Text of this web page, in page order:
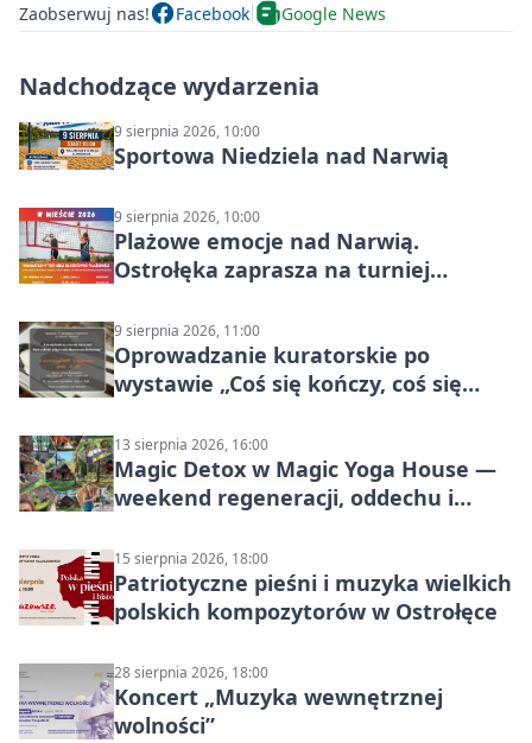
Zaobserwuj nas! Facebook Google News
Nadchodzące wydarzenia
9 sierpnia 2026, 10:00
Sportowa Niedziela nad Narwią
9 sierpnia 2026, 10:00
Plażowe emocje nad Narwią.
Ostrołęka zaprasza na turniej
9 sierpnia 2026, 11:00
Oprowadzanie kuratorskie po
wystawie „Coś się kończy, coś się
Mazowsza do Korony”
13 sierpnia 2026, 16:00
Magic Detox w Magic Yoga House —
weekend regeneracji, oddechu i
15 sierpnia 2026, 18:00
Patriotyczne pieśni i muzyka wielkich
polskich kompozytorów w Ostrołęce
28 sierpnia 2026, 18:00
Koncert „Muzyka wewnętrznej
wolności”